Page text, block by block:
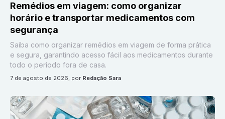
Remédios em viagem: como organizar
horário e transportar medicamentos com
segurança
Saiba como organizar remédios em viagem de forma prática
e segura, garantindo acesso fácil aos medicamentos durante
todo o período fora de casa.
7 de agosto de 2026, por Redação Sara